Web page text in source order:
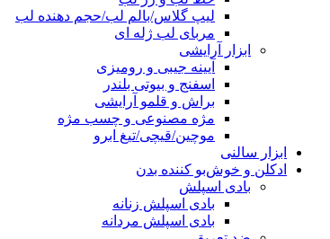
لیپ گلاس/بالم لب/حجم دهنده لب
مربای لب ژله ای
ابزار آرایشی
آیینه جیبی و رومیزی
اسفنج و بیوتی بلندر
براش و قلمو آرایشی
مژه مصنوعی و چسب مژه
موچین/قیچی/تیغ ابرو
ابزار سالنی
ادکلن و خوش‌بو کننده بدن
بادی اسپلش
بادی اسپلش زنانه
بادی اسپلش مردانه